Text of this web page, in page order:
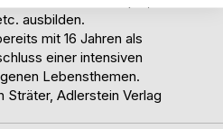
ausbilden.
mit 16 Jahren als
einer intensiven
Lebensthemen.
Sträter, Adlerstein Verlag